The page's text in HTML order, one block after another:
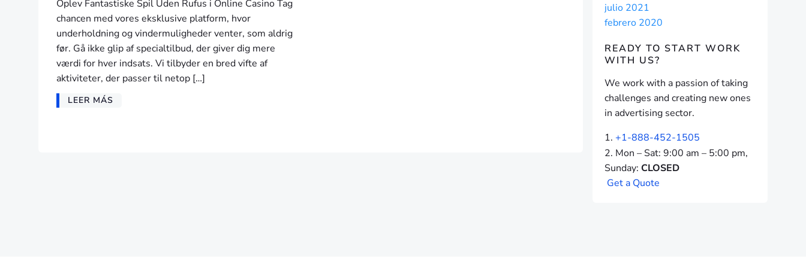
Oplev Fantastiske Spil Uden Rufus i Online Casino Tag
chancen med vores eksklusive platform, hvor
underholdning og vindermuligheder venter, som aldrig
før. Gå ikke glip af specialtilbud, der giver dig mere
værdi for hver indsats. Vi tilbyder en bred vifte af
aktiviteter, der passer til netop […]
LEER MÁS
julio 2021
febrero 2020
READY TO START WORK
WITH US?
We work with a passion of taking
challenges and creating new ones
in advertising sector.
+1-888-452-1505
Mon – Sat: 9:00 am – 5:00 pm,
Sunday: CLOSED
Geta Quote